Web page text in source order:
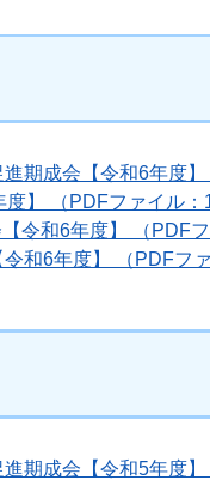
期成会【令和6年度】
】 （PDFファイル：
令和6年度】 （PDFフ
和6年度】 （PDFフ
期成会【令和5年度】